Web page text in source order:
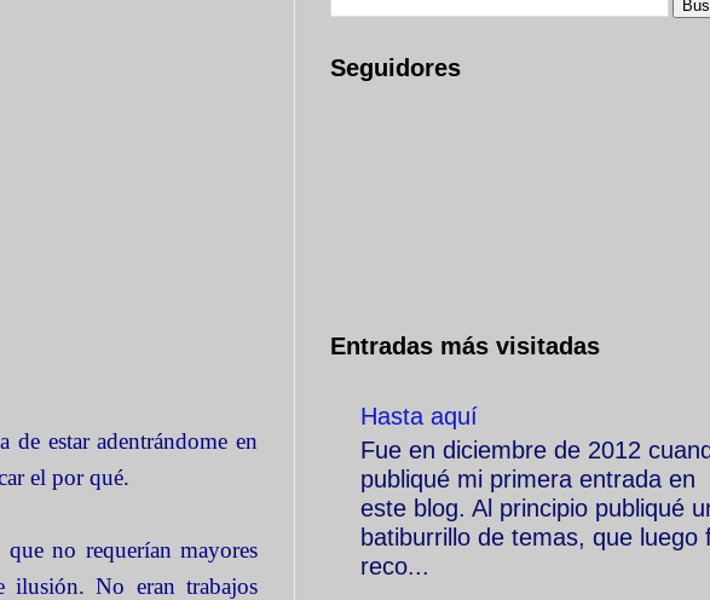
de estar adentrándome en
el por qué.
no requerían mayores
ilusión. No eran trabajos
Seguidores
Entradas más visitadas
Hasta aquí
Fue en diciembre de 2012
publiqué mi primera entrada en
este blog. Al principio publiqué
batiburrillo de temas, que luego
reco...